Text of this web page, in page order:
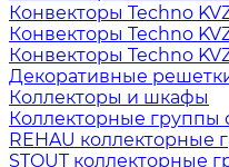
Конвекторы Techno
Конвекторы Techno
Конвекторы Techno
Декоративные
Коллекторы и шкафы
Коллекторные группы
REHAU коллекторные
STOUT коллекторные